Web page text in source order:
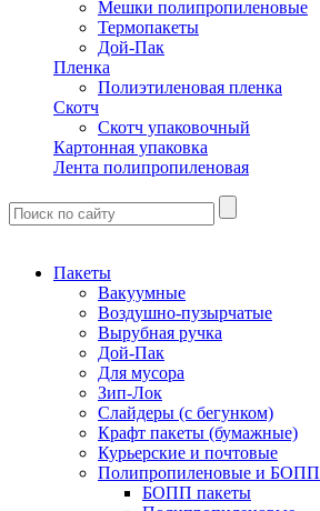
Мешки полипропиленовые
Термопакеты
Дой-Пак
Пленка
Полиэтиленовая пленка
Скотч
Скотч упаковочный
Картонная упаковка
Лента полипропиленовая
Пакеты
Вакуумные
Воздушно-пузырчатые
Вырубная ручка
Дой-Пак
Для мусора
Зип-Лок
Слайдеры (с бегунком)
Крафт пакеты (бумажные)
Курьерские и почтовые
Полипропиленовые и БОПП
БОПП пакеты